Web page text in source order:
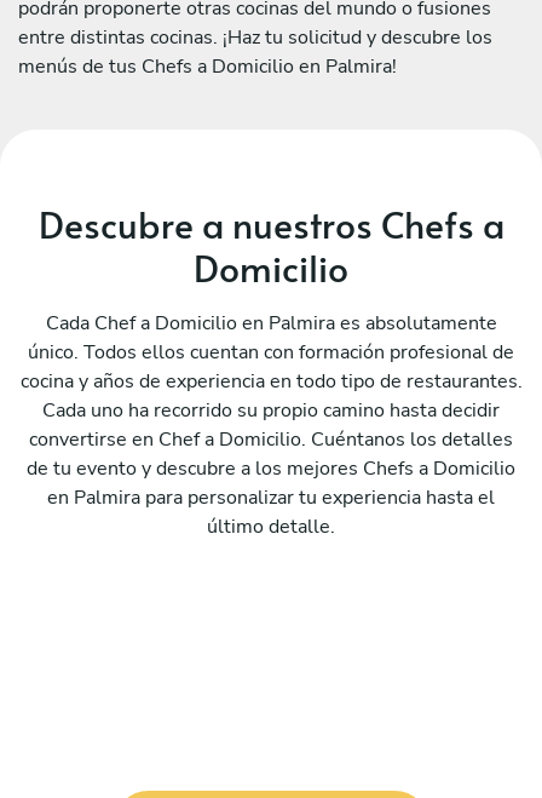
podrán proponerte otras cocinas del mundo o fusiones
entre distintas cocinas. ¡Haz tu solicitud y descubre los
menús de tus Chefs a Domicilio en Palmira!
Descubre a nuestros Chefs a
Domicilio
Cada Chef a Domicilio en Palmira es absolutamente
único. Todos ellos cuentan con formación profesional de
cocina y años de experiencia en todo tipo de restaurantes.
Cada uno ha recorrido su propio camino hasta decidir
convertirse en Chef a Domicilio. Cuéntanos los detalles
de tu evento y descubre a los mejores Chefs a Domicilio
en Palmira para personalizar tu experiencia hasta el
último detalle.